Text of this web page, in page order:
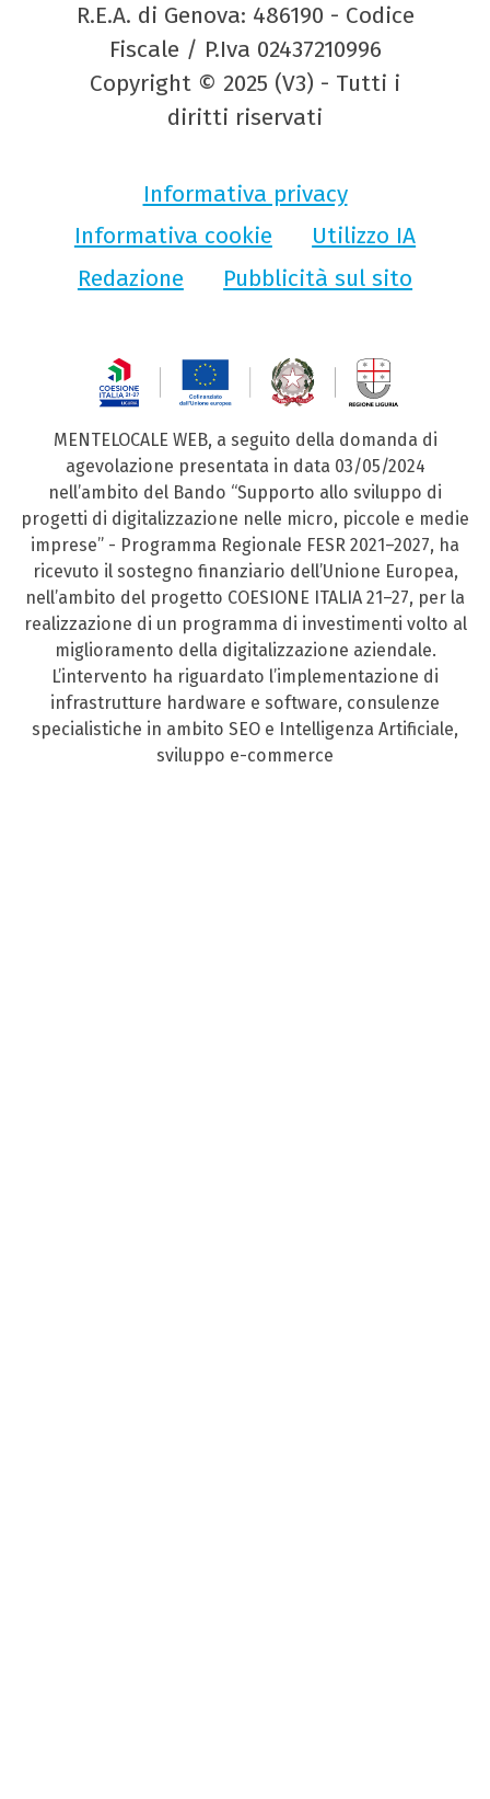
R.E.A. di Genova: 486190 - Codice
Fiscale / P.Iva 02437210996
Copyright © 2025 (V3) - Tutti i
diritti riservati
Informativa privacy
Informativa cookie
Utilizzo IA
Redazione
Pubblicità sul sito
MENTELOCALE WEB, a seguito della domanda di
agevolazione presentata in data 03/05/2024
nell’ambito del Bando “Supporto allo sviluppo di
progetti di digitalizzazione nelle micro, piccole e medie
imprese” - Programma Regionale FESR 2021–2027, ha
ricevuto il sostegno finanziario dell’Unione Europea,
nell’ambito del progetto COESIONE ITALIA 21–27, per la
realizzazione di un programma di investimenti volto al
miglioramento della digitalizzazione aziendale.
L’intervento ha riguardato l’implementazione di
infrastrutture hardware e software, consulenze
specialistiche in ambito SEO e Intelligenza Artificiale,
sviluppo e-commerce